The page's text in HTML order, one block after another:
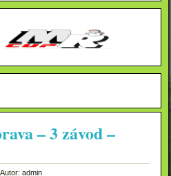
– 3 závod –
Autor: admin